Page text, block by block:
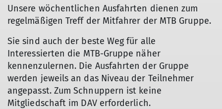
Unsere wöchentlichen Ausfahrten dienen zum
regelmäßigen Treff der Mitfahrer der MTB Gruppe.
Sie sind auch der beste Weg für alle
Interessierten die MTB-Gruppe näher
kennenzulernen. Die Ausfahrten der Gruppe
werden jeweils an das Niveau der Teilnehmer
angepasst. Zum Schnuppern ist keine
Mitgliedschaft im DAV erforderlich.